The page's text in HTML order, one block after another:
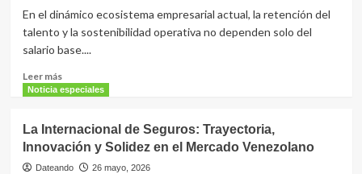
Cómo
la
Sostenibilidad
Transformando
el
En el dinámico ecosistema empresarial actual, la retención del
talento y la sostenibilidad operativa no dependen solo del
salario base....
Leer másLeer
más
que
una
Prestación:
Noticia especiales
La Internacional de Seguros: Trayectoria,
Innovación y Solidez en el Mercado Venezolano
Dateando 26 mayo, 2026